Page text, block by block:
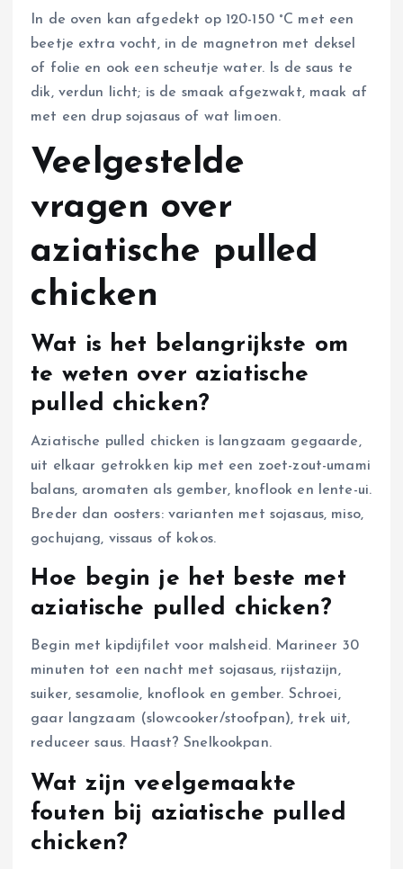
In de oven kan afgedekt op 120-150 °C met een
beetje extra vocht, in de magnetron met deksel
of folie en ook een scheutje water. Is de saus te
dik, verdun licht; is de smaak afgezwakt, maak af
met een drup sojasaus of wat limoen.
Veelgestelde
vragen over
aziatische pulled
chicken
Wat is het belangrijkste om
te weten over aziatische
pulled chicken?
Aziatische pulled chicken is langzaam gegaarde,
uit elkaar getrokken kip met een zoet-zout-umami
balans, aromaten als gember, knoflook en lente-ui.
Breder dan oosters: varianten met sojasaus, miso,
gochujang, vissaus of kokos.
Hoe begin je het beste met
aziatische pulled chicken?
Begin met kipdijfilet voor malsheid. Marineer 30
minuten tot een nacht met sojasaus, rijstazijn,
suiker, sesamolie, knoflook en gember. Schroei,
gaar langzaam (slowcooker/stoofpan), trek uit,
reduceer saus. Haast? Snelkookpan.
Wat zijn veelgemaakte
fouten bij aziatische pulled
chicken?